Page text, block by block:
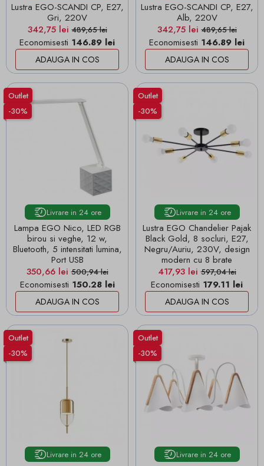
Lustra EGO-SCANDI CP, E27,
Gri, 220V
Pret
342,75 leiPret de baza
489,65 lei
Economisesti 146.89 lei
ADAUGA IN COS
Lustra EGO-SCANDI CP, E27,
Alb, 220V
Pret
342,75 leiPret de baza
489,65 lei
Economisesti 146.89 lei
ADAUGA IN COS
Outlet
-30%
Livrare in 24 ore
Lampa EGO Nico, LED RGB
birou si veghe, 12 w,
Bluetooth, 5 intensitati lumina,
Port USB
Pret
350,66 leiPret de baza
500,94 lei
Economisesti 150.28 lei
ADAUGA IN COS
Outlet
-30%
Livrare in 24 ore
Lustra EGO Chandelier Pajak
Black Gold, 8 socluri, E27,
Negru/Auriu, 230V, design
modern cu 8 brate
Pret
417,93 leiPret de baza
597,04 lei
Economisesti 179.11 lei
ADAUGA IN COS
Outlet
-30%
Livrare in 24 ore
Outlet
-30%
Livrare in 24 ore